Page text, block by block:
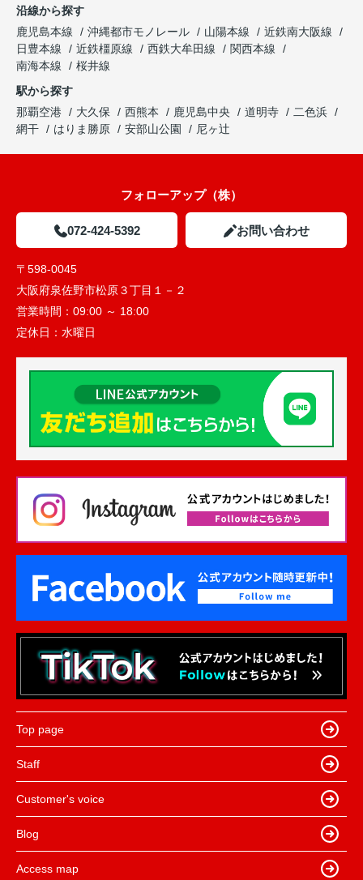
沿線から探す
鹿児島本線
沖縄都市モノレール 山陽本線
近鉄南大阪線
日豊本線
近鉄橿原線 西鉄大牟田線
関西本線
南海本線
桜井線
駅から探す
那覇空港
大久保 西熊本 鹿児島中央 道明寺
二色浜
網干
はりま勝原 安部山公園 尼ヶ辻
フォローアップ（株）
072-424-5392 お問い合わせ
〒598-0045
大阪府泉佐野市松原３丁目１－２
営業時間： 09:00 ～ 18:00
定休日： 水曜日
Top page
Staff
Customer's voice
Blog
Access map